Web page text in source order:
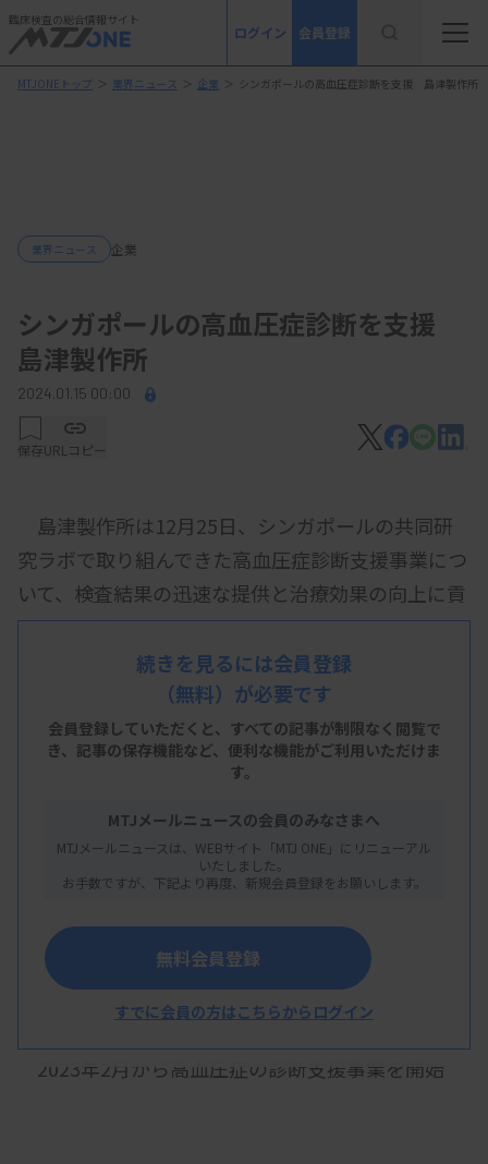
臨床検査の総合情報サイト
ログイン 会員登録
MTJONEトップ ＞ 業界ニュース ＞ 企業 ＞ シンガポールの高血圧症診断を支援 島津製作所
業界ニュース 企業
シンガポールの高血圧症診断を支援
島津製作所
2024.01.15 00:00
保存URLコピー
島津製作所は12月25日、シンガポールの共同研
究ラボで取り組んできた高血圧症診断支援事業につ
いて、検査結果の迅速な提供と治療効果の向上に貢
献したと発表した。
同社のアジア統括会社のShimadzu（Asia
Pacific）Pte.Ltdとシンガポールのチャンギ総合病
「Shimadzu-CGH Clinomics Centre」（SC3）を開
設。液体クロマトグラフ質量分析計（LC-MS/MS）
を用いてアルドステロンとレニンを測定することに
より、高血圧症の一種である原発性アルドステロン
症の患者を特定する検査手法を開発した。
2023年2月から高血圧症の診断支援事業を開始
続きを見るには会員登録
（無料）が必要です
会員登録していただくと、すべての記事が制限なく閲覧で
き、 記事の保存機能など、便利な機能がご利用いただけま
す。
MTJメールニュースの会員のみなさまへ
MTJメールニュースは、WEBサイト「MTJ ONE」にリニューアル
いたしました。
お手数ですが、下記より再度、新規会員登録をお願いします。
無料会員登録
すでに会員の方はこちらからログイン